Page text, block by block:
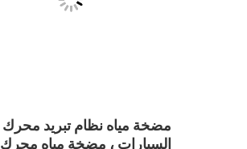
مضخة مياه نظام تبريد محرك
السيارات ، مضخة مياه محرك